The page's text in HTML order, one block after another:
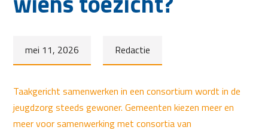
mei 11, 2026 Redactie
Taakgericht samenwerken in een consortium wordt in de
jeugdzorg steeds gewoner. Gemeenten kiezen meer en
meer voor samenwerking met consortia van